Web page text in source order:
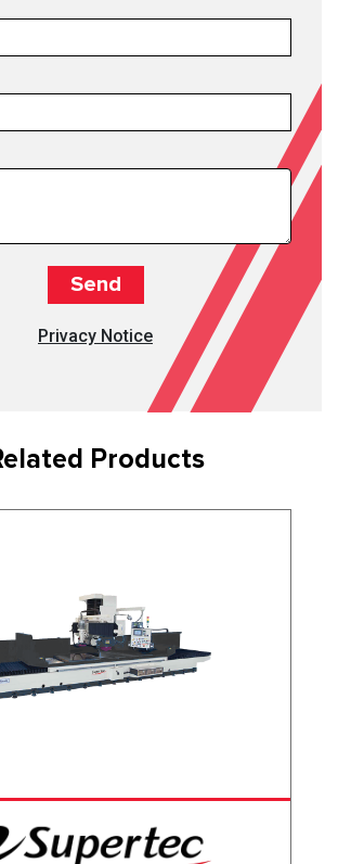
Privacy Notice
Products